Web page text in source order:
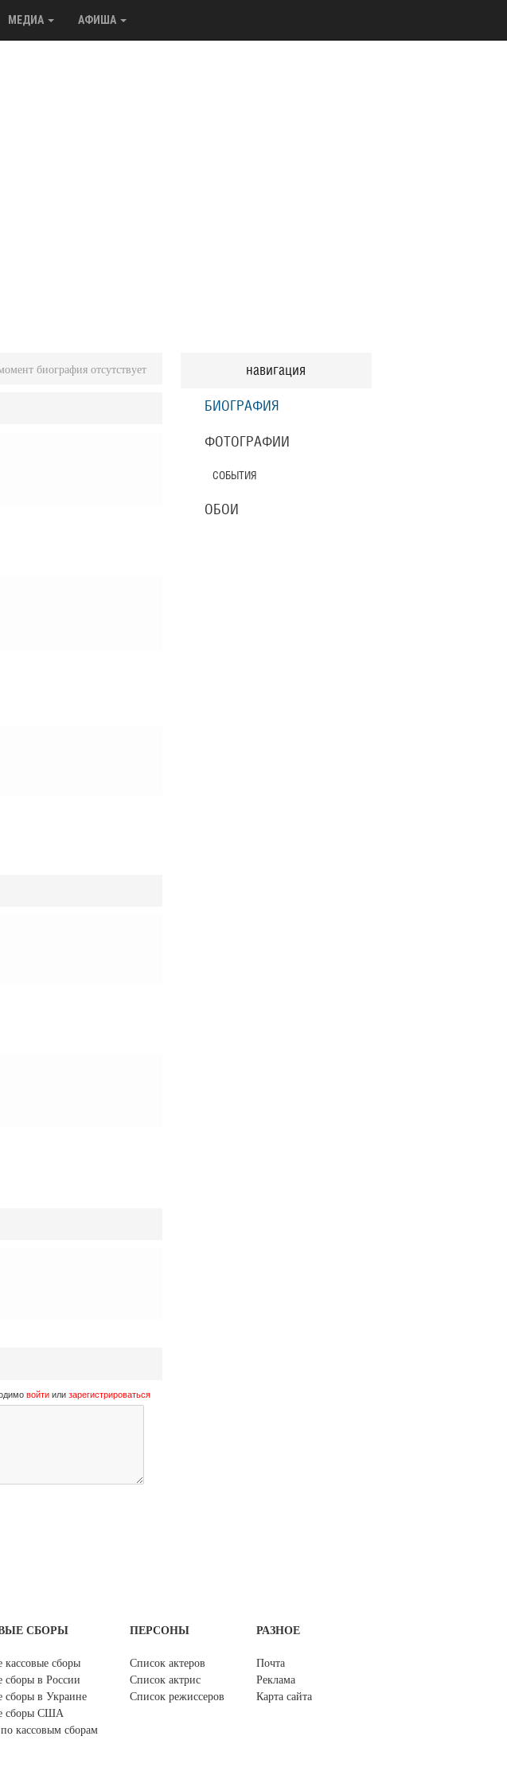
МЕДИА АФИША
навигация
БИОГРАФИЯ
ФОТОГРАФИИ
СОБЫТИЯ
ОБОИ
биография отсутствует
войтиили зарегистрироваться
СБОРЫ
сборы
сборы в России
сборы в Украине
сборы США
кассовым сборам
ПЕРСОНЫ
Список актеров
Список актрис
Список режиссеров
РАЗНОЕ
Почта
Реклама
Карта сайта